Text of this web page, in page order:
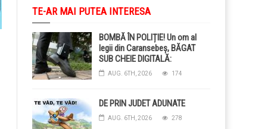
TE-AR MAI PUTEA INTERESA
BOMBĂ ÎN POLIȚIE! Un om al
legii din Caransebeș, BĂGAT
SUB CHEIE DIGITALĂ:
Judecătorii i-au pus BRĂȚARĂ
ELECTRONICĂ la picior!
AUG. 6TH, 2026 174
DE PRIN JUDET ADUNATE
AUG. 6TH, 2026 278